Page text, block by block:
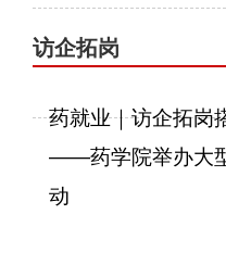
访企拓岗
药就业｜访企拓岗
——药学院举办大
动